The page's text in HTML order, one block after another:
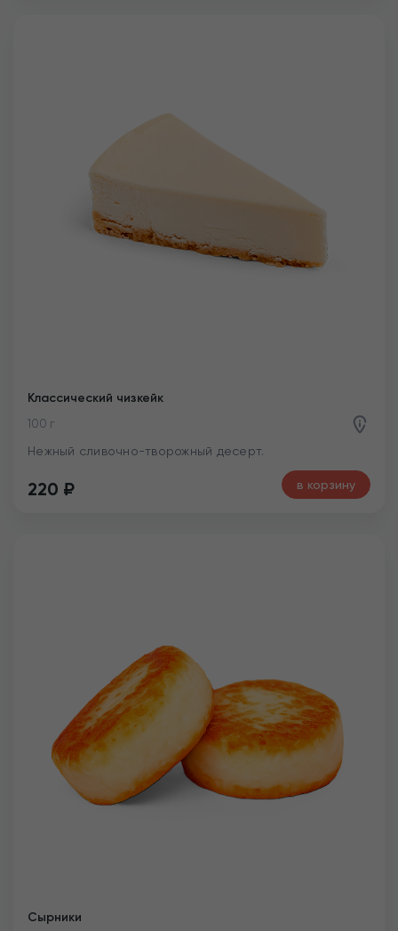
Классический чизкейк
100 г
Нежный сливочно-творожный десерт.
220 ₽ в корзину
Сырники